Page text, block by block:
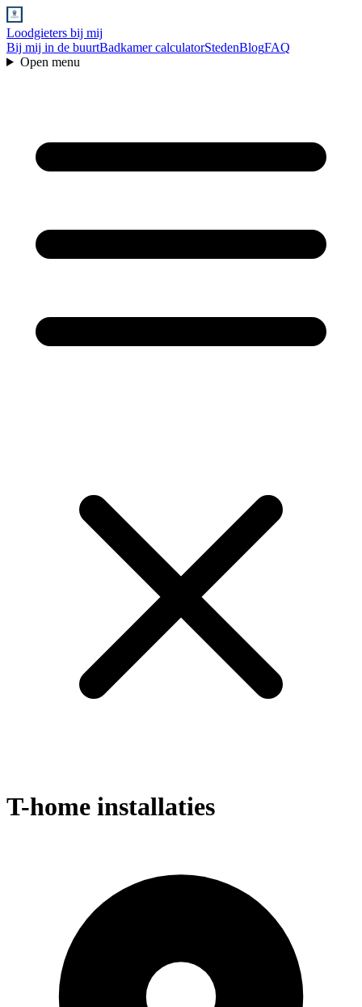
Loodgieters bij mij
Bij mij in de buurtBadkamer calculatorStedenBlogFAQ
Open menu
T-home installaties